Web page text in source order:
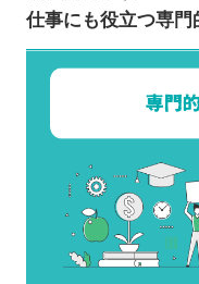
仕事にも役立つ専門